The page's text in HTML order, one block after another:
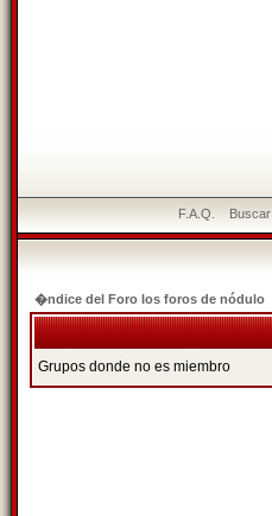
F.A.Q. Buscar
�ndice del Foro los foros de nódulo
Grupos donde no es miembro